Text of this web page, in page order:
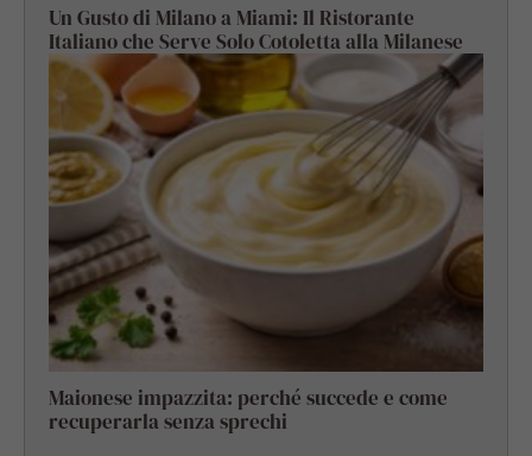
Un Gusto di Milano a Miami: Il Ristorante
Italiano che Serve Solo Cotoletta alla Milanese
Maionese impazzita: perché succede e come
recuperarla senza sprechi